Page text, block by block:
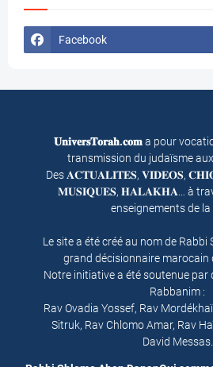
Facebook
𝐔𝐧𝐢𝐯𝐞𝐫𝐬𝐓𝐨𝐫𝐚𝐡.𝐜𝐨𝐦a pour
transmission du judaïsme
Des 𝐀𝐂𝐓𝐔𝐀𝐋𝐈𝐓𝐄𝐒, 𝐕𝐈𝐃𝐄𝐎𝐒,
𝐌𝐔𝐒𝐈𝐐𝐔𝐄𝐒, 𝐇𝐀𝐋𝐀𝐊𝐇𝐀… à
enseignements de la
Le site a été créé au nom de Rabbi
grand décisionnaire marocain
Notre initiative a été soutenue par
Rabbanim :
Rav Ovadia Yossef, Rav
Sitruk, Rav Chlomo Amar, Rav
David Messas.